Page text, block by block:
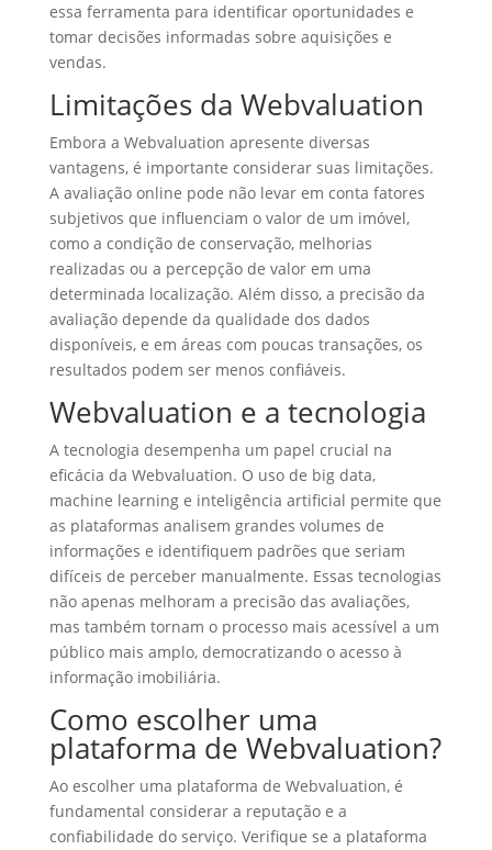
essa ferramenta para identificar oportunidades e
tomar decisões informadas sobre aquisições e
vendas.
Limitações da Webvaluation
Embora a Webvaluation apresente diversas
vantagens, é importante considerar suas limitações.
A avaliação online pode não levar em conta fatores
subjetivos que influenciam o valor de um imóvel,
como a condição de conservação, melhorias
realizadas ou a percepção de valor em uma
determinada localização. Além disso, a precisão da
avaliação depende da qualidade dos dados
disponíveis, e em áreas com poucas transações, os
resultados podem ser menos confiáveis.
Webvaluation e a tecnologia
A tecnologia desempenha um papel crucial na
eficácia da Webvaluation. O uso de big data,
machine learning e inteligência artificial permite que
as plataformas analisem grandes volumes de
informações e identifiquem padrões que seriam
difíceis de perceber manualmente. Essas tecnologias
não apenas melhoram a precisão das avaliações,
mas também tornam o processo mais acessível a um
público mais amplo, democratizando o acesso à
informação imobiliária.
Como escolher uma
plataforma de Webvaluation?
Ao escolher uma plataforma de Webvaluation, é
fundamental considerar a reputação e a
confiabilidade do serviço. Verifique se a plataforma